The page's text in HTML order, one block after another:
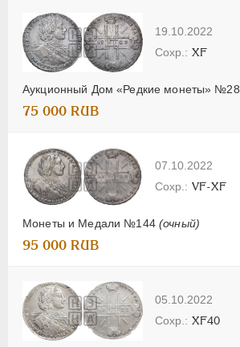
19.10.2022
Аукционный Дом «Редкие монеты» №28
XF
75 000 RUB
07.10.2022
Монеты и Медали №144 (очный)
VF-XF
95 000 RUB
05.10.2022
XF40